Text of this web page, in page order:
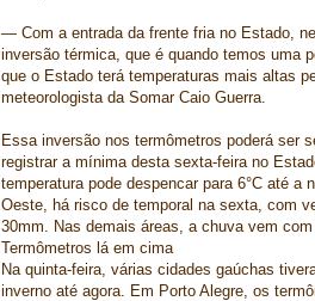
— Com a entrada da frente fria no Estado,
inversão térmica, que é quando temos uma
que o Estado terá temperaturas mais altas
meteorologista da Somar Caio Guerra.
Essa inversão nos termômetros poderá ser
registrar a mínima desta sexta-feira no
temperatura pode despencar para 6°C até a
Oeste, há risco de temporal na sexta, com
30mm. Nas demais áreas, a chuva vem
Termômetros lá em cima
Na quinta-feira, várias cidades gaúchas
inverno até agora. Em Porto Alegre, os